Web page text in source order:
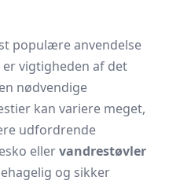
populære anvendelse
vigtigheden af det
nødvendige
kan variere meget,
udfordrende
ellervandrestøvler
og sikker